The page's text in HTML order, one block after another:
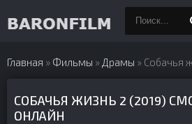
Главная » Фильмы » Драмы » Собачья
СОБАЧЬЯ ЖИЗНЬ 2 (2019)
ОНЛАЙН